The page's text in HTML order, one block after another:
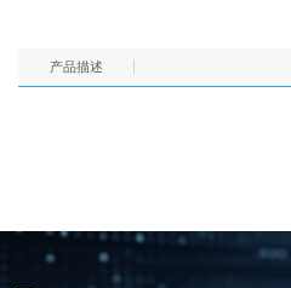
产品描述